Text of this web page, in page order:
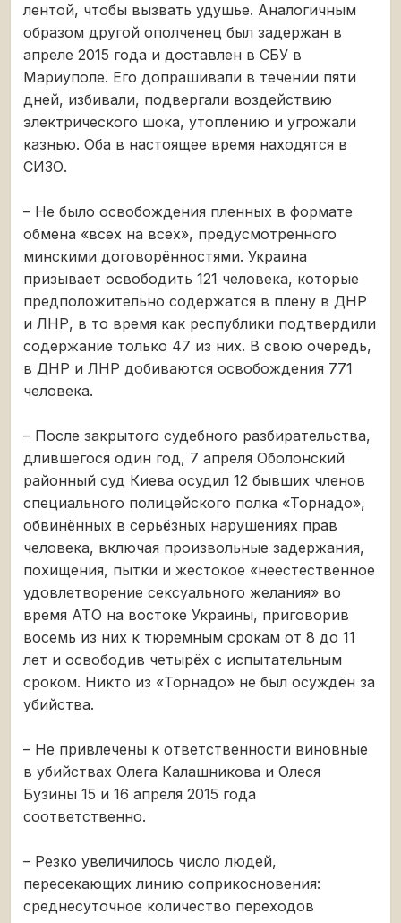
лентой, чтобы вызвать удушье. Аналогичным
образом другой ополченец был задержан в
апреле 2015 года и доставлен в СБУ в
Мариуполе. Его допрашивали в течении пяти
дней, избивали, подвергали воздействию
электрического шока, утоплению и угрожали
казнью. Оба в настоящее время находятся в
СИЗО.
– Не было освобождения пленных в формате
обмена «всех на всех», предусмотренного
минскими договорённостями. Украина
призывает освободить 121 человека, которые
предположительно содержатся в плену в ДНР
и ЛНР, в то время как республики подтвердили
содержание только 47 из них. В свою очередь,
в ДНР и ЛНР добиваются освобождения 771
человека.
– После закрытого судебного разбирательства,
длившегося один год, 7 апреля Оболонский
районный суд Киева осудил 12 бывших членов
специального полицейского полка «Торнадо»,
обвинённых в серьёзных нарушениях прав
человека, включая произвольные задержания,
похищения, пытки и жестокое «неестественное
удовлетворение сексуального желания» во
время АТО на востоке Украины, приговорив
восемь из них к тюремным срокам от 8 до 11
лет и освободив четырёх с испытательным
сроком. Никто из «Торнадо» не был осуждён за
убийства.
– Не привлечены к ответственности виновные
в убийствах Олега Калашникова и Олеся
Бузины 15 и 16 апреля 2015 года
соответственно.
– Резко увеличилось число людей,
пересекающих линию соприкосновения:
среднесуточное количество переходов